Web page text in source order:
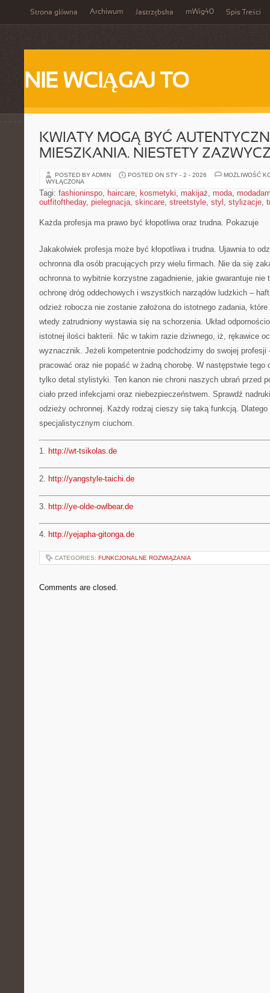
Strona główna Archiwum Jastrzębska mWig40 Spis Treści
NIE WCIĄGAJ TO
KWIATY MOGĄ BYĆ
MIESZKANIA. NIESTETY
POSTED BY ADMIN POSTED ON STY - 2 - 2026
MOŻLIWOŚĆ
WYŁĄCZONA
Tagi: fashioninspo, haircare, kosmetyki, makijaż, moda,
outfitoftheday, pielegnacja, skincare, streetstyle, styl , stylizacje,
Każda profesja ma prawo być kłopotliwa oraz trudna. Pokazuje
Jakakolwiek profesja może być kłopotliwa i trudna. Ujawnia to
ochronna dla osób pracujących przy wielu firmach. Nie da się
ochronna to wybitnie korzystne zagadnienie, jakie gwarantuje nie
ochronę dróg oddechowych i wszystkich narządów ludzkich –
odzież robocza nie zostanie założona do istotnego zadania,
wtedy zatrudniony wystawia się na schorzenia. Układ
istotnej ilości bakterii. Nic w takim razie dziwnego, iż, rękawice
wyznacznik. Jeżeli kompetentnie podchodzimy do swojej
pracować oraz nie popaść w żadną chorobę. W następstwie tego
tylko detal stylistyki. Ten kanon nie chroni naszych ubrań przed
ciało przed infekcjami oraz niebezpieczeństwem. Sprawdź
odzieży ochronnej. Każdy rodzaj cieszy się taką funkcją.
specjalistycznym ciuchom.
1. http://wt-tsikolas.de
2. http://yangstyle-taichi.de
3. http://ye-olde-owlbear.de
4. http://yejapha-gitonga.de
CATEGORIES: FUNKCJONALNE ROZWIĄZANIA
Comments are closed.